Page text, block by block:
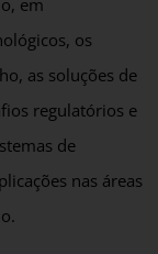
em
os
as soluções de
regulatórios e
de
nas áreas